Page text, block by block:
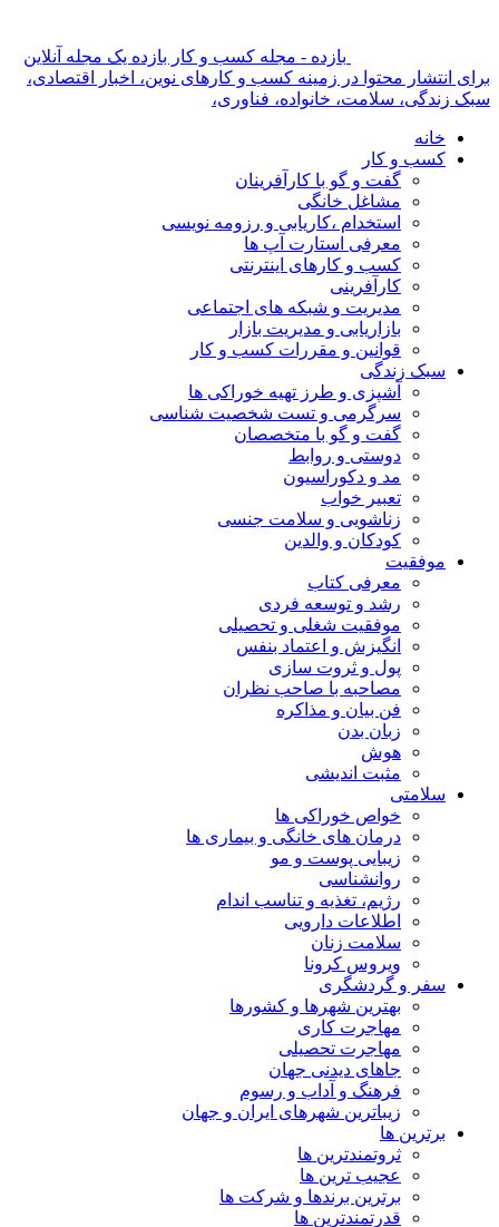
بازده - مجله کسب و کار بازده یک مجله آنلاین
برای انتشار محتوا در زمینه کسب و کارهای نوین، اخبار اقتصادی،
سبک زندگی، سلامت، خانواده، فناوری،
خانه
کسب و کار
گفت و گو با کارآفرینان
مشاغل خانگی
استخدام ،کاریابی و رزومه نویسی
معرفی استارت آپ ها
کسب و کارهای اینترنتی
کارآفرینی
مدیریت و شبکه های اجتماعی
بازاریابی و مدیریت بازار
قوانین و مقررات کسب و کار
سبک زندگی
آشپزی و طرز تهیه خوراکی ها
سرگرمی و تست شخصیت شناسی
گفت و گو با متخصصان
دوستی و روابط
مد و دکوراسیون
تعبیر خواب
زناشویی و سلامت جنسی
کودکان و والدین
موفقیت
معرفی کتاب
رشد و توسعه فردی
موفقیت شغلی و تحصیلی
انگیزش و اعتماد بنفس
پول و ثروت سازی
مصاحبه با صاحب نظران
فن بیان و مذاکره
زبان بدن
هوش
مثبت اندیشی
سلامتی
خواص خوراکی ها
درمان های خانگی و بیماری ها
زیبایی پوست و مو
روانشناسی
رژیم، تغذیه و تناسب اندام
اطلاعات دارویی
سلامت زنان
ویروس کرونا
سفر و گردشگری
بهترین شهرها و کشورها
مهاجرت کاری
مهاجرت تحصیلی
جاهای دیدنی جهان
فرهنگ و آداب و رسوم
زیباترین شهرهای ایران و جهان
برترین ها
ثروتمندترین ها
عجیب ترین ها
برترین برندها و شرکت ها
قدرتمندترین ها